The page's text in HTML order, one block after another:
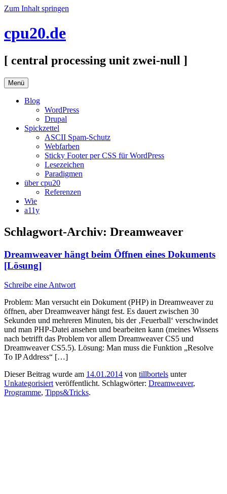
Zum Inhalt springen
cpu20.de
[ central processing unit zwei-null ]
Menü
Blog
WordPress
Drupal
Spickzettel
ASCII Spam-Schutz
Webfarben
Sticky Footer per CSS für WordPress
Lesezeichen
Paradigmen
über cpu20
Referenzen
Wie
a11y
Schlagwort-Archiv: Dreamweaver
Dreamweaver hängt beim Öffnen eines Dokuments
[Lösung]
Schreibe eine Antwort
Problem: Man versucht ein Dokument (PHP) in Dreamweaver zu
öffnen, aber Dreamweaver hängt fest. Es dauert zwischen 30
Sekunden und mehreren Minuten, bis der ‚Feuerball‘ verschwindet
und man PHP-Datei ansehen und bearbeiten kann (meines Wissens
nach betrifft das Problem vor allem Dreamweaver CS5 und
Dreamweaver CS5.5). Lösung: Man muss die Funktion „Resolve
To IP Address“ […]
Dieser Beitrag wurde am 14.01.2014 von tillbortels unter
Unkategorisiert veröffentlicht. Schlagwörter: Dreamweaver,
Programme, Tipps&Tricks.